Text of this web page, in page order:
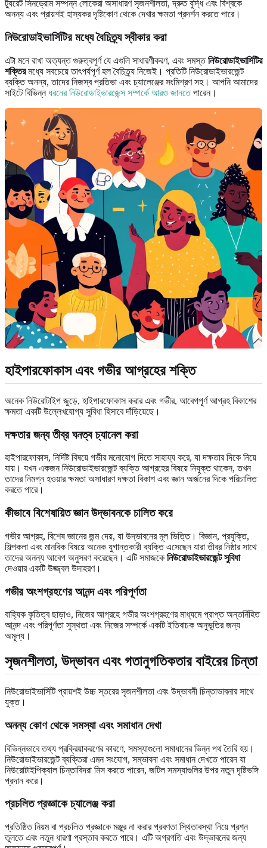
ট্যুরেট সিনড্রোম সম্পন্ন লোকেরা অসাধারণ সৃজনশীলতা, দ্রুত বুদ্ধি এবং বিশ্বকে
অনন্য এবং প্রায়শই হাস্যকর দৃষ্টিকোণ থেকে দেখার ক্ষমতা প্রদর্শন করতে পারে।
নিউরোডাইভার্সিটির মধ্যে বৈচিত্র্য স্বীকার করা
এটা মনে রাখা অত্যন্ত গুরুত্বপূর্ণ যে এগুলি সাধারণীকরণ, এবং সমস্তনিউরোডাইভার্সিটির
শক্তিরমধ্যে সবচেয়ে তাৎপর্যপূর্ণ হল বৈচিত্র্য নিজেই। প্রতিটি নিউরোডাইভারজেন্ট
ব্যক্তি অনন্য, তাদের নিজস্ব প্রতিভা এবং চ্যালেঞ্জের সংমিশ্রণ সহ। আপনি আমাদের
সাইটে বিভিন্ন ধরনের নিউরোডাইভারজেন্স সম্পর্কে আরও জানতেপারেন।
হাইপারফোকাস এবং গভীর আগ্রহের শক্তি
অনেক নিউরোটাইপ জুড়ে, হাইপারফোকাস করার এবং গভীর, আবেগপূর্ণ আগ্রহ বিকাশের
ক্ষমতা একটি উল্লেখযোগ্য সুবিধা হিসাবে দাঁড়িয়েছে।
দক্ষতার জন্য তীব্র ঘনত্ব চ্যানেল করা
হাইপারফোকাস, নির্দিষ্ট বিষয়ে গভীর মনোযোগ দিতে সাহায্য করে, যা দক্ষতার দিকে নিয়ে
যায়। যখন একজন নিউরোডাইভারজেন্ট ব্যক্তি আগ্রহের বিষয়ে নিযুক্ত থাকেন, তখন
তাদের নিমগ্ন হওয়ার ক্ষমতা অসাধারণ দক্ষতা বিকাশ এবং জ্ঞান অর্জনের দিকে পরিচালিত
করতে পারে।
কীভাবে বিশেষায়িত জ্ঞান উদ্ভাবনকে চালিত করে
গভীর আগ্রহ, বিশেষ জ্ঞানের জন্ম দেয়, যা উদ্ভাবনের মূল ভিত্তি। বিজ্ঞান, প্রযুক্তি,
শিল্পকলা এবং মানবিক বিষয়ে অনেক যুগান্তকারী ব্যক্তি এসেছেন যারা তীব্র নিষ্ঠার সাথে
তাদের অনন্য আবেগ অনুসরণ করেছেন। এটি সমাজকে নিউরোডাইভারজেন্ট সুবিধা
দেওয়ার একটি উজ্জ্বল উদাহরণ।
গভীর অংশগ্রহণের আনন্দ এবং পরিপূর্ণতা
বাহ্যিক কৃতিত্ব ছাড়াও, নিজের আগ্রহে গভীর অংশগ্রহণের মাধ্যমে প্রাপ্ত অন্তর্নিহিত
আনন্দ এবং পরিপূর্ণতা সুস্থতা এবং নিজের সম্পর্কে একটি ইতিবাচক অনুভূতির জন্য
অমূল্য।
সৃজনশীলতা, উদ্ভাবন এবং গতানুগতিকতার বাইরের চিন্তা
নিউরোডাইভার্সিটি প্রায়শই উচ্চ স্তরের সৃজনশীলতা এবং উদ্ভাবনী চিন্তাভাবনার সাথে
যুক্ত।
অনন্য কোণ থেকে সমস্যা এবং সমাধান দেখা
বিভিন্নভাবে তথ্য প্রক্রিয়াকরণের কারণে, সমস্যাগুলো সমাধানের ভিন্ন পথ তৈরি হয়।
নিউরোডাইভারজেন্ট ব্যক্তিরা এমন সংযোগ, সম্ভাবনা এবং সমাধান দেখতে পারেন যা
নিউরোটাইপিক্যাল চিন্তাবিদরা মিস করতে পারেন, জটিল সমস্যাগুলির উপর নতুন দৃষ্টিভঙ্গি
প্রদান করে।
প্রচলিত প্রজ্ঞাকে চ্যালেঞ্জ করা
প্রতিষ্ঠিত নিয়ম বা প্রচলিত প্রজ্ঞাকে মঞ্জুর না করার প্রবণতা স্থিতাবস্থা নিয়ে প্রশ্ন
তুলতে এবং নতুন ধারণা প্রস্তাব করতে পারে। এটি অগ্রগতি এবং উদ্ভাবনের জন্য